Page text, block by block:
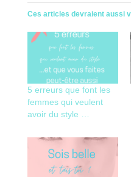
Ces articles devraient aussi
5 erreurs que font les
femmes qui veulent
avoir du style …